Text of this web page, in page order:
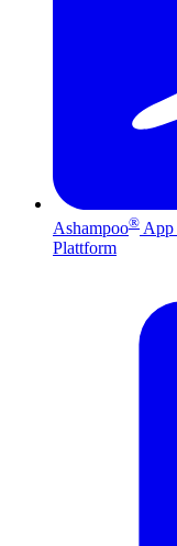
Ashampoo® App
Plattform